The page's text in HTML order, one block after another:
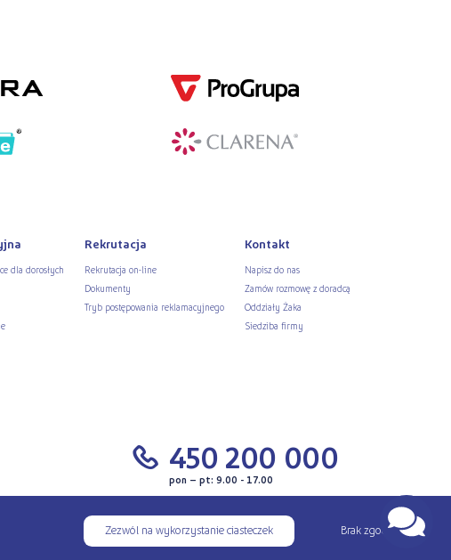
dla dorosłych
Rekrutacja
Rekrutacja on-line
Dokumenty
Tryb postępowania reklamacyjnego
Kontakt
Napisz do nas
Zamów rozmowę z doradcą
Oddziały Żaka
Siedziba firmy
450 200 000
pon – pt: 9.00 - 17.00
Zezwól na wykorzystanie ciasteczek Brak zgody